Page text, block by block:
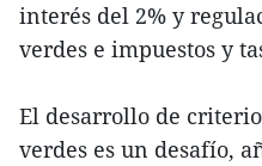
interés del 2% y
verdes e impuestos y
El desarrollo de
verdes es un desafío,